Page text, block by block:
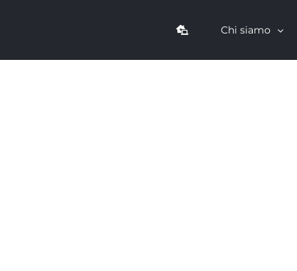
Chi siamo